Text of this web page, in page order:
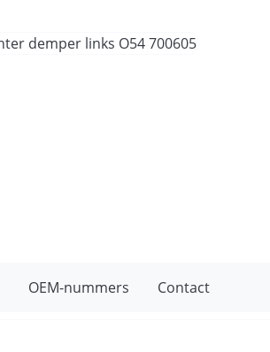
OEM-nummers Contact